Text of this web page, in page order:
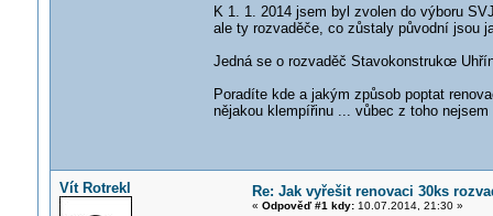
K 1. 1. 2014 jsem byl zvolen do výboru
ale ty rozvaděče, co zůstaly původní jsou
Jedná se o rozvaděč Stavokonstrukce
Poradíte kde a jakým způsob poptat
nějakou klempířinu ... vůbec z toho
Vít Rotrekl Re: Jak vyřešit renovaci 30ks
« Odpověď #1 kdy:10.07.2014, 21:30 »